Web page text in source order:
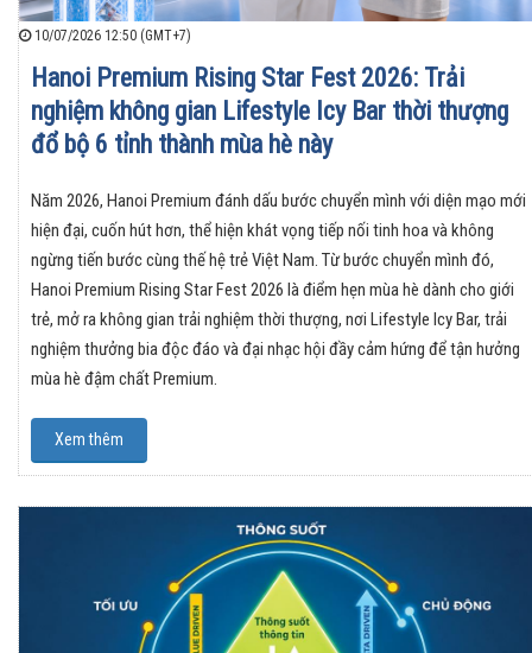
10/07/2026 12:50 (GMT+7)
Hanoi Premium Rising Star Fest 2026: Trải
nghiệm không gian Lifestyle Icy Bar thời thượng
đổ bộ 6 tỉnh thành mùa hè này
Năm 2026, Hanoi Premium đánh dấu bước chuyển mình với diện mạo mới
hiện đại, cuốn hút hơn, thể hiện khát vọng tiếp nối tinh hoa và không
ngừng tiến bước cùng thế hệ trẻ Việt Nam. Từ bước chuyển mình đó,
Hanoi Premium Rising Star Fest 2026 là điểm hẹn mùa hè dành cho giới
trẻ, mở ra không gian trải nghiệm thời thượng, nơi Lifestyle Icy Bar, trải
nghiệm thưởng bia độc đáo và đại nhạc hội đầy cảm hứng để tận hưởng
mùa hè đậm chất Premium.
Xem thêm